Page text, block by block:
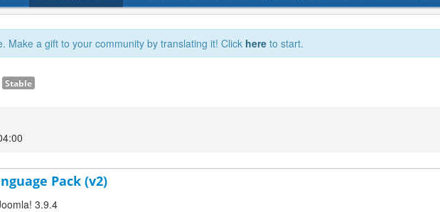
Make a gift to your community by translating it! Click here to start.
Stable
Pack (v2)
3.9.4